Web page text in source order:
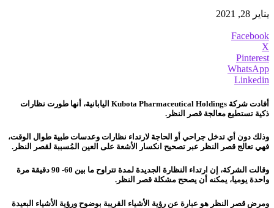
يناير 28, 2021
Facebook
X
Pinterest
WhatsApp
Linkedin
أفادت شركة Kubota Pharmaceutical Holdings اليابانية، أنها طورت نظارات
ذكية تستطيع معالجة قصر النظر.
وذلك دون أي تدخل جراحي أو الحاجة لارتداء نظارات وعدسات طبية طوال الوقت،
فهي تعالج قصر النظر عبر تصحيح انكسار الأشعة على العين المُسببة لقصر النظر.
وقالت الشركة، إن ارتداء النظارة الجديدة لمدة تتراوح ما بين 60- 90 دقيقة مرة
واحدة يوميا، يمكنه أن يصحح مشكلة قصر النظر.
ومرض قصر النظر هو عبارة عن رؤية الأشياء القريبة بوضوح ورؤية الأشياء البعيدة